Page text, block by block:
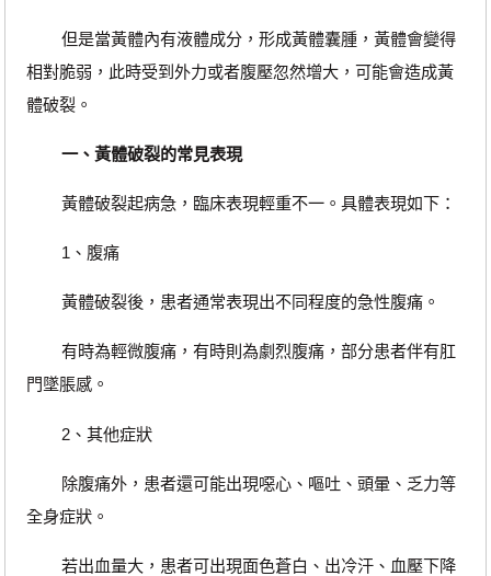
但是當黃體內有液體成分，形成黃體囊腫，黃體會變得
相對脆弱，此時受到外力或者腹壓忽然增大，可能會造成黃
體破裂。
一、黃體破裂的常見表現
黃體破裂起病急，臨床表現輕重不一。具體表現如下：
1、腹痛
黃體破裂後，患者通常表現出不同程度的急性腹痛。
有時為輕微腹痛，有時則為劇烈腹痛，部分患者伴有肛
門墜脹感。
2、其他症狀
除腹痛外，患者還可能出現噁心、嘔吐、頭暈、乏力等
全身症狀。
若出血量大，患者可出現面色蒼白、出冷汗、血壓下降